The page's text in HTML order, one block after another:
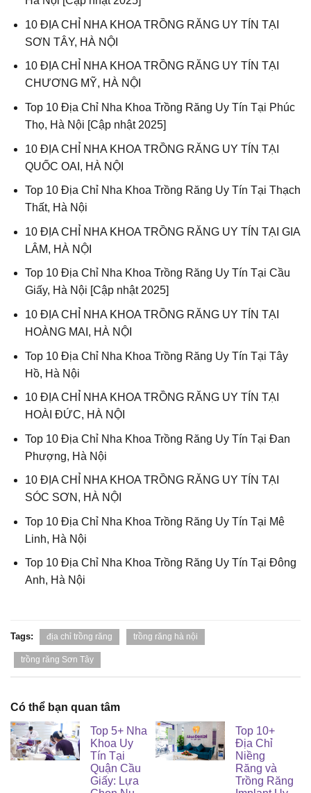
10 ĐỊA CHỈ NHA KHOA TRỒNG RĂNG UY TÍN TẠI
SƠN TÂY, HÀ NỘI
10 ĐỊA CHỈ NHA KHOA TRỒNG RĂNG UY TÍN TẠI
CHƯƠNG MỸ, HÀ NỘI
Top 10 Địa Chỉ Nha Khoa Trồng Răng Uy Tín Tại Phúc
Thọ, Hà Nội [Cập nhật 2025]
10 ĐỊA CHỈ NHA KHOA TRỒNG RĂNG UY TÍN TẠI
QUỐC OAI, HÀ NỘI
Top 10 Địa Chỉ Nha Khoa Trồng Răng Uy Tín Tại Thạch
Thất, Hà Nội
10 ĐỊA CHỈ NHA KHOA TRỒNG RĂNG UY TÍN TẠI GIA
LÂM, HÀ NỘI
Top 10 Địa Chỉ Nha Khoa Trồng Răng Uy Tín Tại Cầu
Giấy, Hà Nội [Cập nhật 2025]
10 ĐỊA CHỈ NHA KHOA TRỒNG RĂNG UY TÍN TẠI
HOÀNG MAI, HÀ NỘI
Top 10 Địa Chỉ Nha Khoa Trồng Răng Uy Tín Tại Tây
Hồ, Hà Nội
10 ĐỊA CHỈ NHA KHOA TRỒNG RĂNG UY TÍN TẠI
HOÀI ĐỨC, HÀ NỘI
Top 10 Địa Chỉ Nha Khoa Trồng Răng Uy Tín Tại Đan
Phượng, Hà Nội
10 ĐỊA CHỈ NHA KHOA TRỒNG RĂNG UY TÍN TẠI
SÓC SƠN, HÀ NỘI
Top 10 Địa Chỉ Nha Khoa Trồng Răng Uy Tín Tại Mê
Linh, Hà Nội
Top 10 Địa Chỉ Nha Khoa Trồng Răng Uy Tín Tại Đông
Anh, Hà Nội
Tags: địa chỉ trồng răng trồng răng hà nội
trồng răng Sơn Tây
Có thể bạn quan tâm
Top 5+ Nha
Khoa Uy
Tín Tại
Quận Cầu
Giấy: Lựa
Top 10+
Địa Chỉ
Niềng
Răng và
Trồng Răng